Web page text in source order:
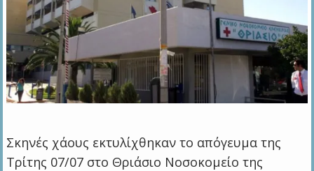
Σκηνές χάους εκτυλίχθηκαν το απόγευμα της
Τρίτης 07/07 στο Θριάσιο Νοσοκομείο της